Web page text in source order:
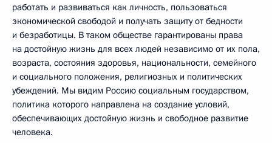
работать и развиваться как личность, пользоваться
экономической свободой и получать защиту от бедности
и безработицы. В таком обществе гарантированы права
на достойную жизнь для всех людей независимо от их пола,
возраста, состояния здоровья, национальности, семейного
и социального положения, религиозных и политических
убеждений. Мы видим Россию социальным государством,
политика которого направлена на создание условий,
обеспечивающих достойную жизнь и свободное развитие
человека.